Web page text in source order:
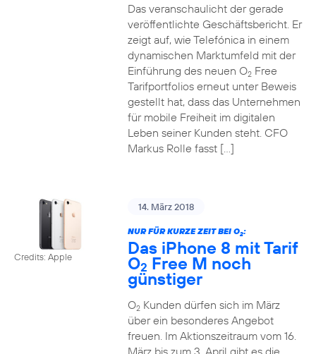
Das veranschaulicht der gerade
veröffentlichte Geschäftsbericht. Er
zeigt auf, wie Telefónica in einem
dynamischen Marktumfeld mit der
Einführung des neuen O2Free
Tarifportfolios erneut unter Beweis
gestellt hat, dass das Unternehmen
für mobile Freiheit im digitalen
Leben seiner Kunden steht. CFO
Markus Rolle fasst […]
Credits: Apple
14. März 2018
NUR FÜR KURZE ZEIT BEI O2:
Das iPhone 8 mit Tarif
O2 Free M noch
günstiger
O2Kunden dürfen sich im März
über ein besonderes Angebot
freuen. Im Aktionszeitraum vom 16.
März bis zum 3. April gibt es die